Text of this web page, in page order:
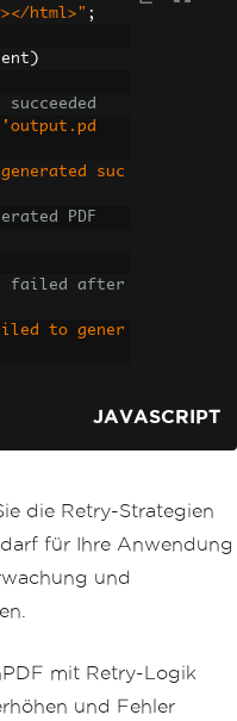
html>" ;
)
'output.pd
generated suc
PDF
failed after
to gener
JAVASCRIPT
die Retry-Strategien
für Ihre Anwendung
und
mit Retry-Logik
und Fehler